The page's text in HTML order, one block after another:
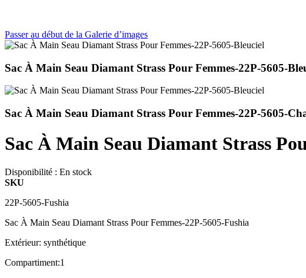
Passer au début de la Galerie d’images
Sac À Main Seau Diamant Strass Pour Femmes-22P-5605-
Sac À Main Seau Diamant Strass Pour Femmes-22P-5605-
Sac À Main Seau Diamant Strass
Disponibilité : En stock
SKU
22P-5605-Fushia
Sac À Main Seau Diamant Strass Pour Femmes-22P-5605-Fushia
Extérieur: synthétique
Compartiment:1